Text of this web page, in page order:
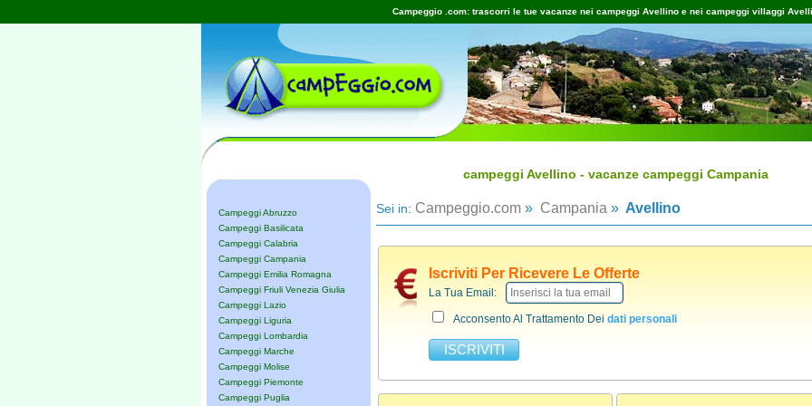
Campeggio .com: trascorri le tue vacanze nei campeggi Avellino e nei campeggi villaggi
Campeggi Abruzzo
Campeggi Basilicata
Campeggi Calabria
Campeggi Campania
Campeggi Emilia Romagna
Campeggi Friuli Venezia Giulia
Campeggi Lazio
Campeggi Liguria
Campeggi Lombardia
Campeggi Marche
Campeggi Molise
Campeggi Piemonte
Campeggi Puglia
campeggi Avellino - vacanze campeggi Campania
Sei in: Campeggio.com » Campania » Avellino
Iscriviti Per Ricevere Le Offerte
La Tua Email:
Acconsento Al Trattamento Dei dati personali